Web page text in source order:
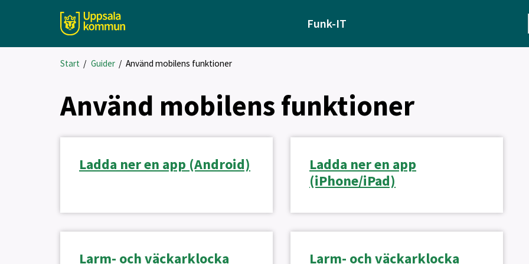
Funk-IT
Start / Guider/ Använd mobilens funktioner
Använd mobilens funktioner
Ladda ner en app (Android)
Ladda ner en app
(iPhone/iPad)
Larm- och väckarklocka Larm- och väckarklocka